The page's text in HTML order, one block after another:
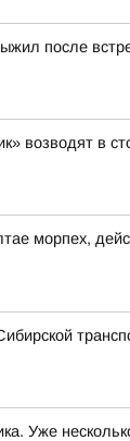
после
возводят в
морпех,
Уже